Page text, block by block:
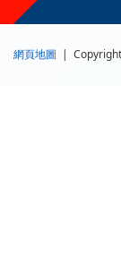
網頁地圖 |